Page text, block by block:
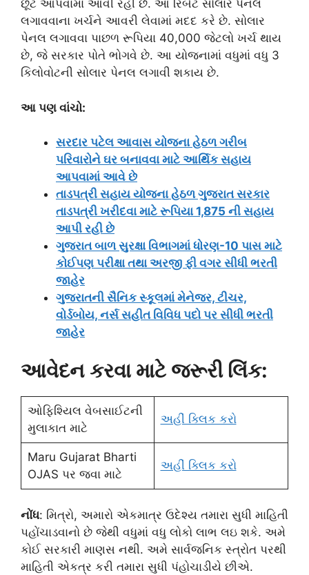
છૂટ આપવામાં આવી રહી છે. આ રિબેટ સોલાર પેનલ
લગાવવાના ખર્ચને આવરી લેવામાં મદદ કરે છે. સોલાર
પેનલ લગાવવા પાછળ રૂપિયા 40,000 જેટલો ખર્ચ થાય
છે, જે સરકાર પોતે ભોગવે છે. આ યોજનામાં વધુમાં વધુ 3
કિલોવોટની સોલાર પેનલ લગાવી શકાય છે.
આ પણ વાંચો:
સરદાર પટેલ આવાસ યોજના હેઠળ ગરીબ
પરિવારોને ઘર બનાવવા માટે આર્થિક સહાય
આપવામાં આવે છે
તાડપત્રી સહાય યોજના હેઠળ ગુજરાત સરકાર
તાડપત્રી ખરીદવા માટે રૂપિયા 1,875 ની સહાય
આપી રહી છે
ગુજરાત બાળ સુરક્ષા વિભાગમાં ધોરણ-10 પાસ માટે
કોઈપણ પરીક્ષા તથા અરજી ફી વગર સીધી ભરતી
જાહેર
ગુજરાતની સૈનિક સ્કૂલમાં મેનેજર, ટીચર,
વોર્ડબોય, નર્સ સહીત વિવિધ પદો પર સીધી ભરતી
જાહેર
આવેદન કરવા માટે જરૂરી લિંક:
ઓફિશ્યિલ વેબસાઈટની
મુલાકાત માટે
અહીં ક્લિક કરો
Maru Gujarat Bharti
OJAS પર જવા માટે
અહીં ક્લિક કરો
નોંધ: મિત્રો, અમારો એકમાત્ર ઉદેશ્ય તમારા સુધી માહિતી
પહોંચાડવાનો છે જેથી વધુમાં વધુ લોકો લાભ લઇ શકે. અમે
કોઈ સરકારી માણસ નથી. અમે સાર્વજનિક સ્ત્રોત પરથી
માહિતી એકત્ર કરી તમારા સુધી પંહોચાડીયે છીએ.